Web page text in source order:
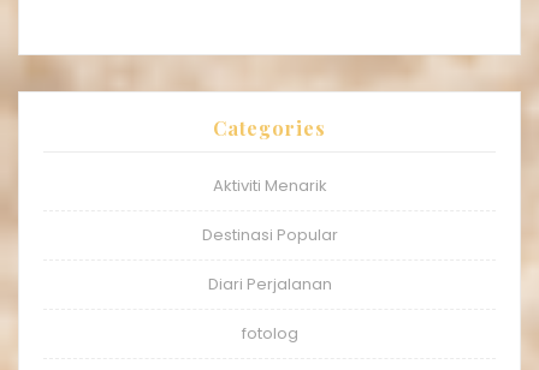
Categories
Aktiviti Menarik
Destinasi Popular
Diari Perjalanan
fotolog